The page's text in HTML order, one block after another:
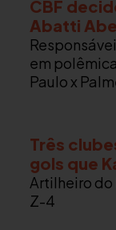
CBF
Abatti
em
Paulo x
Três
gols que
Artilheiro
Z-4